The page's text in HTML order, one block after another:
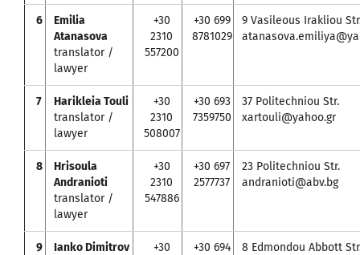
6
Emilia
Atanasova
translator /
lawyer
+30
2310
557200
+30 699
8781029
9 Vasileous Irakliou
7
Harikleia Touli
translator /
lawyer
+30
2310
508007
+30 693
7359750
37 Politechniou Str.
xartouli@yahoo.gr
8
Hrisoula
Andranioti
translator /
lawyer
+30
2310
547886
+30 697
2577737
23 Politechniou Str.
andranioti@abv.bg
9
Ianko Dimitrov
+30
+30 694
8 Edmondou Abbott